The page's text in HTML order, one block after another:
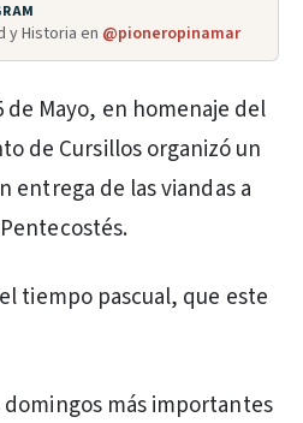
y Historia en @pioneropinamar
de Mayo, en homenaje del
de Cursillos organizó un
entrega de las viandas a
tiempo pascual, que este
más importantes